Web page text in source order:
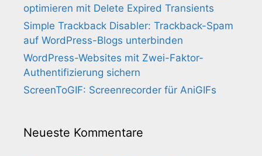
optimieren mit Delete Expired Transients
Simple Trackback Disabler: Trackback-Spam
auf WordPress-Blogs unterbinden
WordPress-Websites mit Zwei-Faktor-
Authentifizierung sichern
ScreenToGIF: Screenrecorder für AniGIFs
Neueste Kommentare